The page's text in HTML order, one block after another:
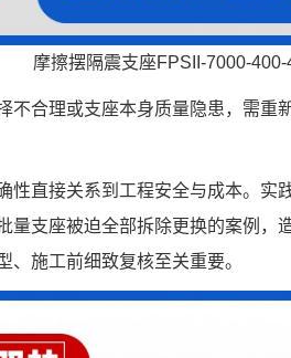
摩擦摆隔震支座FPSII-7000-400-
不合理或支座本身质量隐患，需重
性直接关系到工程安全与成本。实
量支座被迫全部拆除更换的案例，
、施工前细致复核至关重要。